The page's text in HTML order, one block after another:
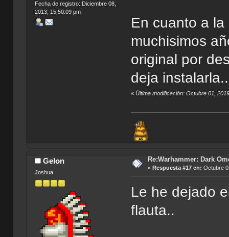
Fecha de registro: Diciembre 08,
2013, 15:50:09 pm
En cuanto a
muchisimos
original por
deja
«Última modificación: Octubre 01,
Gelon
Joshua
Re:Warhammer: Dark
« Respuesta #17 en: Octubre
Le he dejado
flauta..